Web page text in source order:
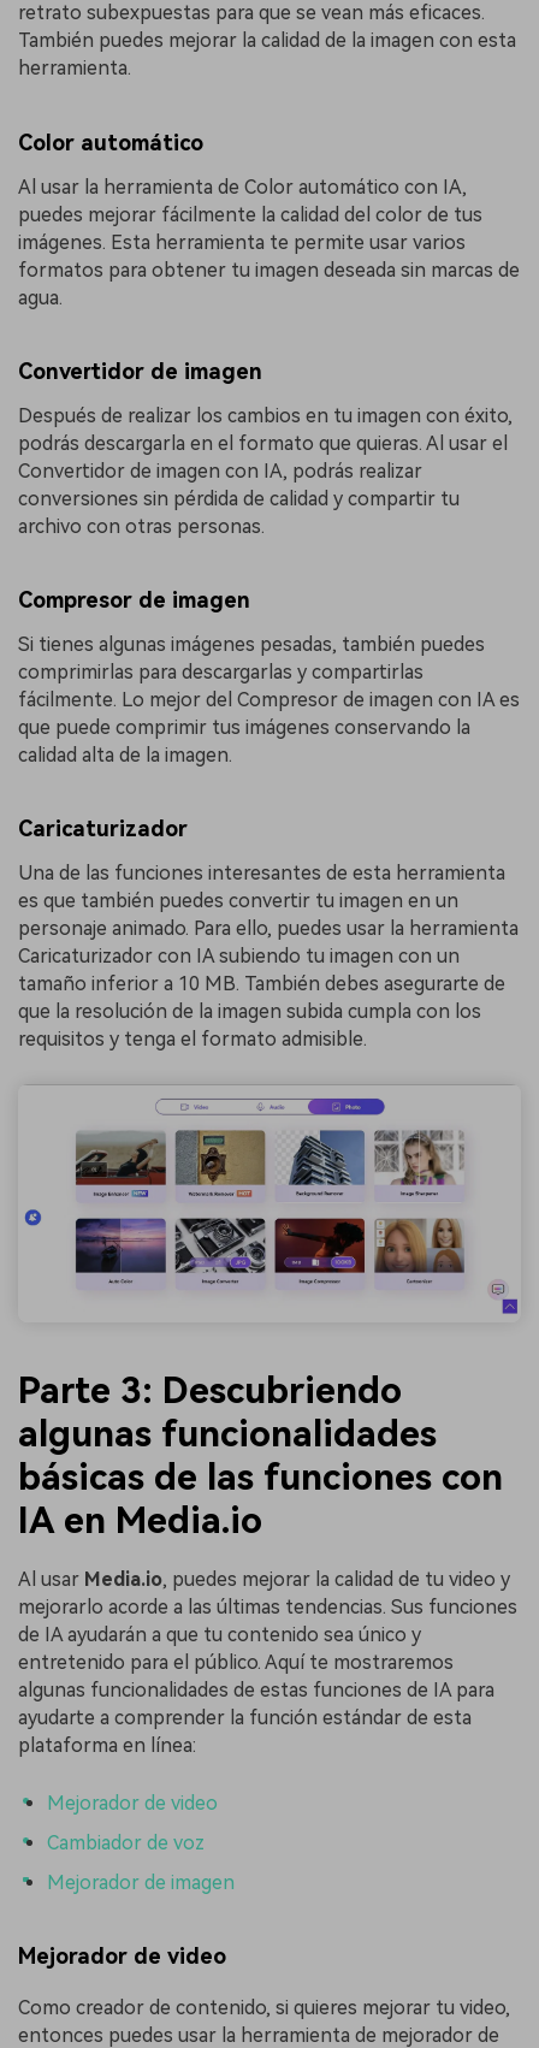
retrato subexpuestas para que se vean más eficaces.
También puedes mejorar la calidad de la imagen con esta
herramienta.
Color automático
Al usar la herramienta de Color automático con IA,
puedes mejorar fácilmente la calidad del color de tus
imágenes. Esta herramienta te permite usar varios
formatos para obtener tu imagen deseada sin marcas de
agua.
Convertidor de imagen
Después de realizar los cambios en tu imagen con éxito,
podrás descargarla en el formato que quieras. Al usar el
Convertidor de imagen con IA, podrás realizar
conversiones sin pérdida de calidad y compartir tu
archivo con otras personas.
Compresor de imagen
Si tienes algunas imágenes pesadas, también puedes
comprimirlas para descargarlas y compartirlas
fácilmente. Lo mejor del Compresor de imagen con IA es
que puede comprimir tus imágenes conservando la
calidad alta de la imagen.
Caricaturizador
Una de las funciones interesantes de esta herramienta
es que también puedes convertir tu imagen en un
personaje animado. Para ello, puedes usar la herramienta
Caricaturizador con IA subiendo tu imagen con un
tamaño inferior a 10 MB. También debes asegurarte de
que la resolución de la imagen subida cumpla con los
requisitos y tenga el formato admisible.
󠀰Parte 3: Descubriendo
algunas funcionalidades
básicas de las funciones con
IA en Media.io󠀲󠀡
Al usar Media.io, puedes mejorar la calidad de tu video y
mejorarlo acorde a las últimas tendencias. Sus funciones
de IA ayudarán a que tu contenido sea único y
entretenido para el público. Aquí te mostraremos
algunas funcionalidades de estas funciones de IA para
ayudarte a comprender la función estándar de esta
plataforma en línea:
Mejorador de video
Cambiador de voz
Mejorador de imagen
Mejorador de video
Como creador de contenido, si quieres mejorar tu video,
entonces puedes usar la herramienta de mejorador de